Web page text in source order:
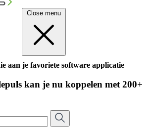
Close menu
aan je favoriete software applicatie
kan je nu koppelen met 200+